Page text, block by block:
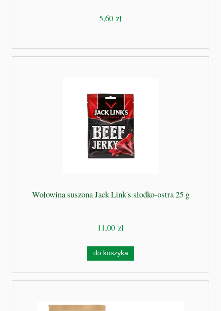
5,60 zł
Wołowina suszona Jack Link's słodko-ostra 25 g
11,00 zł
do koszyka